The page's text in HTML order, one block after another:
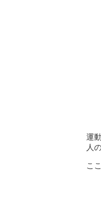
運
人
こ